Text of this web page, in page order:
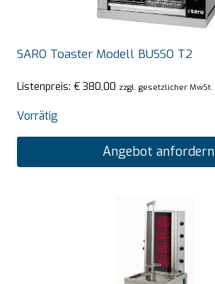
SARO Toaster Modell BUSSO T2
Listenpreis: € 380,00 zzgl. gesetzlicher MwSt.
Vorrätig
Angebot anfordern